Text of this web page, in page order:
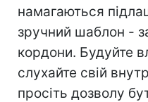
намагаються
зручний шаблон -
кордони. Будуйте
слухайте свій
просіть дозволу